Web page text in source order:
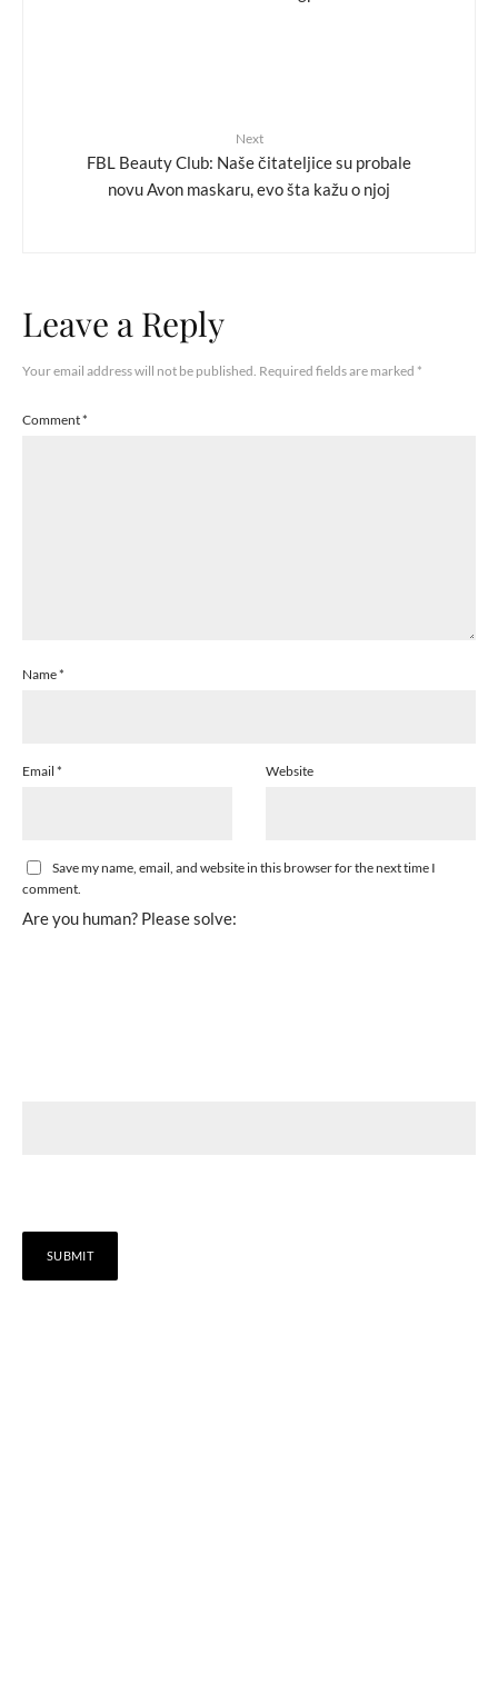
Next
FBL Beauty Club: Naše čitateljice su probale
novu Avon maskaru, evo šta kažu o njoj
Leave a Reply
Your email address will not be published. Required fields are marked *
Comment*
Name*
Email * Website
Save my name, email, and website in this browser for the next time I
comment.
Are you human? Please solve: